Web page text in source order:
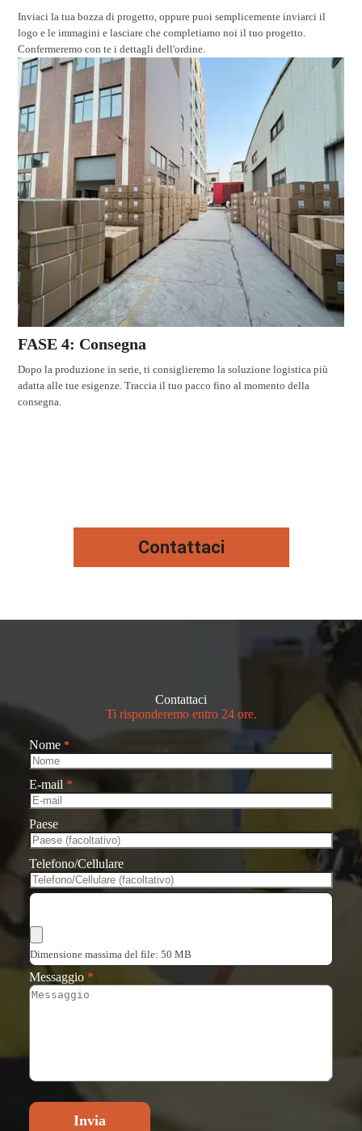
Inviaci la tua bozza di progetto, oppure puoi semplicemente inviarci il
logo e le immagini e lasciare che completiamo noi il tuo progetto.
Confermeremo con te i dettagli dell'ordine.
FASE 4: Consegna
Dopo la produzione in serie, ti consiglieremo la soluzione logistica più
adatta alle tue esigenze. Traccia il tuo pacco fino al momento della
consegna.
Contattaci
Contattaci
Ti risponderemo entro 24 ore.
Nome *
E-mail *
Paese
Telefono/Cellulare
Dimensione massima del file: 50 MB
Messaggio *
Invia